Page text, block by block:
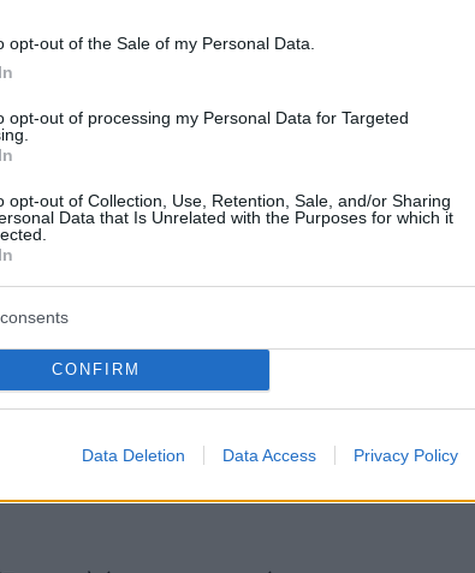
opt-out of the Sale of my Personal Data.
opt-out of processing my Personal Data for Targeted
opt-out of Collection, Use, Retention, Sale, and/or Sharing
Data that Is Unrelated with the Purposes for which it
CONFIRM
Data Deletion Data Access Privacy Policy
ένα μάθημα, είναι μια εμπειρία.
δημιουργούν και ζουν την
δράσεις:
συνταγές
όπως το
ταινίες και εξερευνούν την